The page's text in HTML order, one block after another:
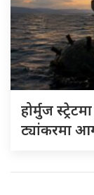
होर्मुज
ट्यांकरमा